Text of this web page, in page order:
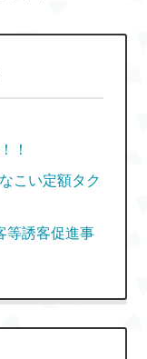
！
こい定額タク
誘客促進事